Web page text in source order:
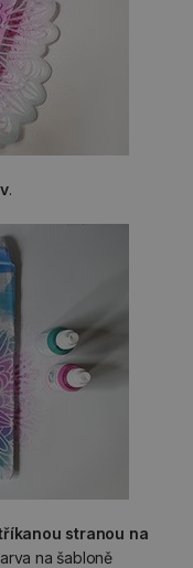
.
stranou na
na šabloně